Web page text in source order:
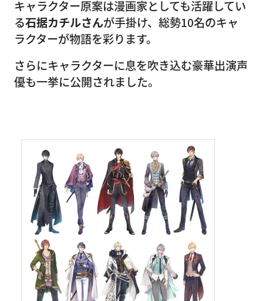
キャラクター原案は漫画家としても活躍してい
る石据カチルさんが手掛け、総勢10名のキャ
ラクターが物語を彩ります。
さらにキャラクターに息を吹き込む豪華出演声
優も一挙に公開されました。